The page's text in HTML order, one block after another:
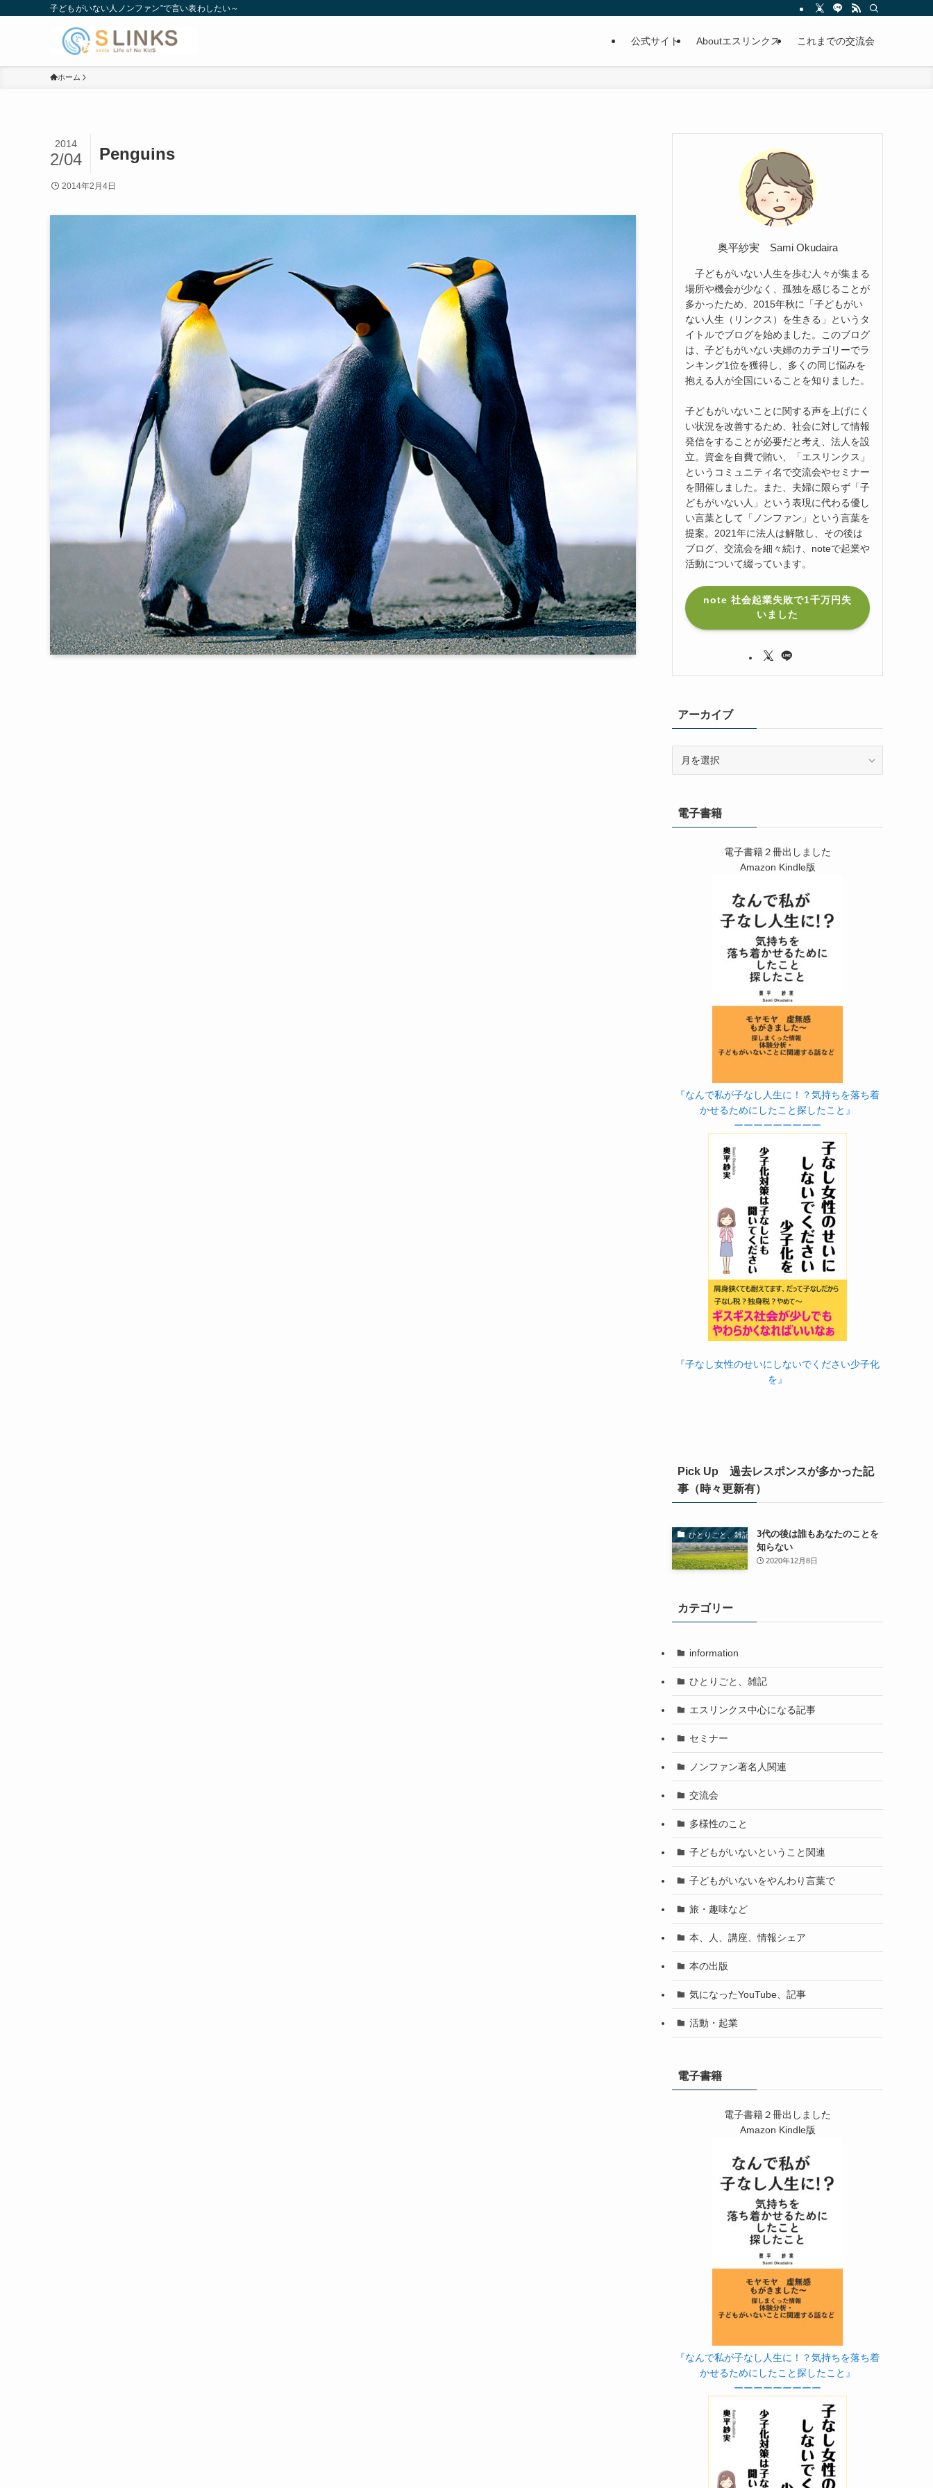
子どもがいない人ノンファン”で言い表わしたい～
公式サイト Aboutエスリンクス これまでの交流会
ホーム
Penguins
2014
2/04
2014年2月4日
奥平紗実 Sami Okudaira
子どもがいない人生を歩む人々が集まる
場所や機会が少なく、孤独を感じることが
多かったため、2015年秋に「子どもがい
ない人生（リンクス）を生きる」というタ
イトルでブログを始めました。このブログ
は、子どもがいない夫婦のカテゴリーでラ
ンキング1位を獲得し、多くの同じ悩みを
抱える人が全国にいることを知りました。
子どもがいないことに関する声を上げにく
い状況を改善するため、社会に対して情報
発信をすることが必要だと考え、法人を設
立。資金を自費で賄い、「エスリンクス」
というコミュニティ名で交流会やセミナー
を開催しました。また、夫婦に限らず「子
どもがいない人」という表現に代わる優し
い言葉として「ノンファン」という言葉を
提案。2021年に法人は解散し、その後は
ブログ、交流会を細々続け、noteで起業や
活動について綴っています。
note 社会起業失敗で1千万円失
いました
アーカイブ
ブ電子書籍
電子書籍２冊出しました
Amazon Kindle版
『なんで私が子なし人生に！？気持ちを落ち着
かせるためにしたこと探したこと』
ーーーーーーーーー
『子なし女性のせいにしないでください少子化
を』
Pick Up 過去レスポンスが多かった記
事（時々更新有）
ひとりごと、雑記
3代の後は誰もあなたのことを
知らない
2020年12月8日
カテゴリー
information
ひとりごと、雑記
エスリンクス中心になる記事
セミナー
ノンファン著名人関連
交流会
多様性のこと
子どもがいないということ関連
子どもがいないをやんわり言葉で
旅・趣味など
本、人、講座、情報シェア
本の出版
気になったYouTube、記事
活動・起業
電子書籍
電子書籍２冊出しました
Amazon Kindle版
『なんで私が子なし人生に！？気持ちを落ち着
かせるためにしたこと探したこと』
ーーーーーーーーー